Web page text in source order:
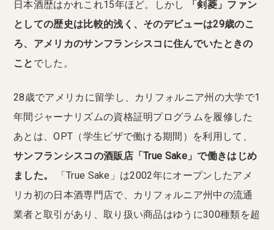
日本酒歴はかれこれ15年ほど。しかし
「剣菱」ファン
としての歴史は比較的浅く、そのデビューは29歳のこ
ろ、アメリカのサンフランシスコに住んでいたときの
こと でした。
28歳でアメリカに留学し、カリフォルニア州の大学で1
年間ジャーナリズムの資格証明プログラムを履修した
あとは、OPT（学生ビザで働ける期間）を利用して、
サンフランシスコの酒販店「True Sake」で働きはじめ
ました。
「True Sake」は2002年にオープンしたアメ
リカ初の日本酒専門店で、カリフォルニア州中の流通
業者と取引があり、取り扱い商品はゆうに300種類を超